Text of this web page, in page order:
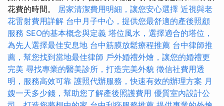
花費的時間。 居家清潔費用明細，讓您安心選擇 近視與老
花雷射費用詳解 台中月子中心，提供您最舒適的產後照顧
服務 SEO的基本概念與定義 塔位風水，選擇適合的塔位，
為先人選擇最佳安息地 台中筋膜放鬆療程推薦 台中律師推
薦，幫您找到當地最佳律師 戶外婚禮外燴，讓您的婚禮更
完美 尋找專業的醫美診所，打造完美外貌 徵信社費用透
明，服務高效可靠 護照代辦服務，快速有效的辦理方案 月
嫂一天多少錢，幫助您了解產後照護費用 優質室內設計公